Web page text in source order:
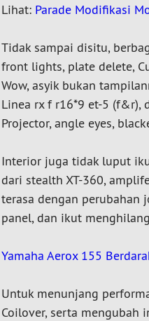
Lihat: Parade Modifikasi
Tidak sampai disitu,
front lights, plate delete,
Wow, asyik bukan
Linea rx f r16*9 et-5 (f&r),
Projector, angle eyes,
Interior juga tidak luput
dari stealth XT-360,
terasa dengan perubahan
panel, dan ikut
Yamaha Aerox 155
Untuk menunjang
Coilover, serta mengubah